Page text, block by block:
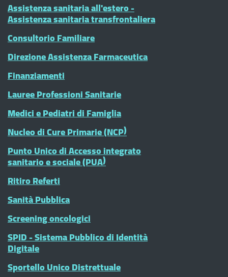
Assistenza sanitaria all'estero -
Assistenza sanitaria transfrontaliera
Consultorio Familiare
Direzione Assistenza Farmaceutica
Finanziamenti
Lauree Professioni Sanitarie
Medici e Pediatri di Famiglia
Nucleo di Cure Primarie (NCP)
Punto Unico di Accesso integrato
sanitario e sociale (PUA)
Ritiro Referti
Sanità Pubblica
Screening oncologici
SPID - Sistema Pubblico di Identità
Digitale
Sportello Unico Distrettuale